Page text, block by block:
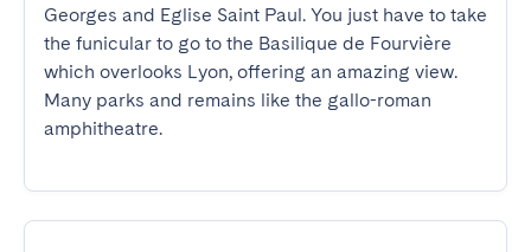
Georges and Eglise Saint Paul. You just have to take
the funicular to go to the Basilique de Fourvière
which overlooks Lyon, offering an amazing view.
Many parks and remains like the gallo-roman
amphitheatre.